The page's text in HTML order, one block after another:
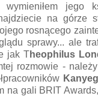
wymieniłem jego
na górze
rosnącego
sprawy... ale
jak Theophilus
rozmowie -
na gali BRIT